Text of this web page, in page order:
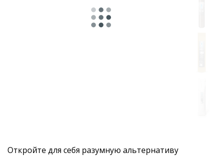
Откройте для себя разумную альтернативу